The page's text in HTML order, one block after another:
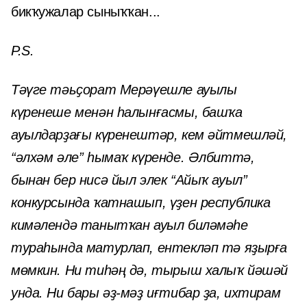
бикҡужалар сыныҡҡан...
P.S.
Тәүге тәьҫорат Мерәүешле ауылы
күренеше менән һалынғасмы, башҡа
ауылдарҙағы күренештәр, кем әйтмешләй,
“әлхәм әле” һымаҡ күренде. Әлбиттә,
бынан бер нисә йыл элек “Айыҡ ауыл”
конкурсында ҡатнашып, үҙен республика
кимәлендә танытҡан ауыл биләмәһе
тураһында матурлап, ентекләп тә яҙырға
мөмкин. Ни тиһәң дә, тырыш халыҡ йәшәй
унда. Ни бары әҙ-мәҙ иғтибар ҙа, ихтирам